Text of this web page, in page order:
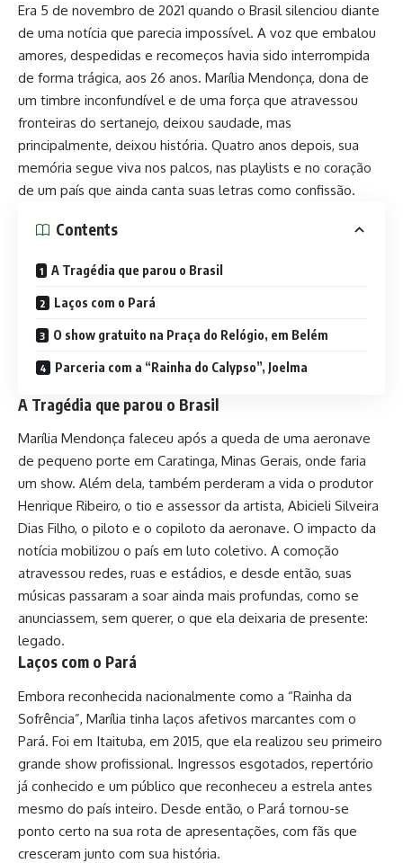
Era 5 de novembro de 2021 quando o Brasil silenciou diante
de uma notícia que parecia impossível. A voz que embalou
amores, despedidas e recomeços havia sido interrompida
de forma trágica, aos 26 anos. Marília Mendonça, dona de
um timbre inconfundível e de uma força que atravessou
fronteiras do sertanejo, deixou saudade, mas
principalmente, deixou história. Quatro anos depois, sua
memória segue viva nos palcos, nas playlists e no coração
de um país que ainda canta suas letras como confissão.
Contents
A Tragédia que parou o Brasil
Laços com o Pará
O show gratuito na Praça do Relógio, em Belém
Parceria com a “Rainha do Calypso”, Joelma
A Tragédia que parou o Brasil
Marília Mendonça faleceu após a queda de uma aeronave
de pequeno porte em Caratinga, Minas Gerais, onde faria
um show. Além dela, também perderam a vida o produtor
Henrique Ribeiro, o tio e assessor da artista, Abicieli Silveira
Dias Filho, o piloto e o copiloto da aeronave. O impacto da
notícia mobilizou o país em luto coletivo. A comoção
atravessou redes, ruas e estádios, e desde então, suas
músicas passaram a soar ainda mais profundas, como se
anunciassem, sem querer, o que ela deixaria de presente:
legado.
Laços com o Pará
Embora reconhecida nacionalmente como a “Rainha da
Sofrência”, Marília tinha laços afetivos marcantes com o
Pará. Foi em Itaituba, em 2015, que ela realizou seu primeiro
grande show profissional. Ingressos esgotados, repertório
já conhecido e um público que reconheceu a estrela antes
mesmo do país inteiro. Desde então, o Pará tornou-se
ponto certo na sua rota de apresentações, com fãs que
cresceram junto com sua história.